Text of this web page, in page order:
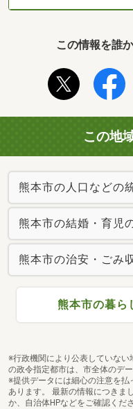
この情報を誰
この地
熊本市の人口などの
熊本市の結婚・育児
熊本市の治安・ごみ
熊本市の暮ら
※行政機関により公表していな
の政令指定都市は、市全体のデ
※提供データには細心の注意を
あります。 最新の情報につきま
か、自治体HPなどをご確認くださ